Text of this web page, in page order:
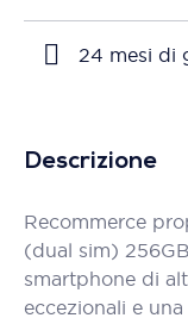
24 mesi di
Descrizione
Recommerce
(dual sim)
smartphone di
eccezionali e